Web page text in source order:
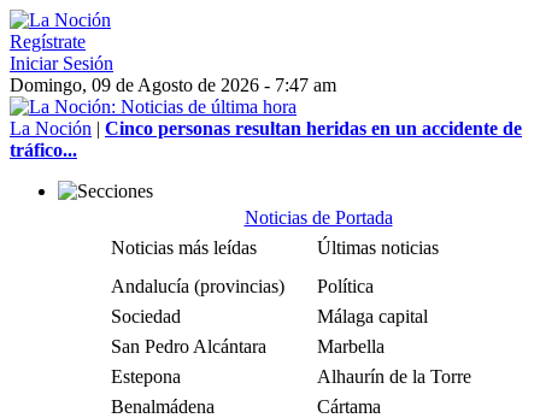
Regístrate
Iniciar Sesión
Domingo, 09 de Agosto de 2026 - 7:47 am
La Noción | Cinco personas resultan heridas en un accidente de
tráfico...
Noticias de Portada
Noticias más leídas
Últimas noticias
Andalucía (provincias)
Política
Sociedad
Málaga capital
San Pedro Alcántara
Marbella
Estepona
Alhaurín de la Torre
Benalmádena
Cártama